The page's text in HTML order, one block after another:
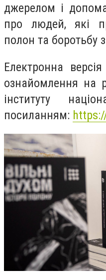
джерелом і
про людей, які
полон та боротьбу
Електронна
ознайомлення на
інституту
посиланням: